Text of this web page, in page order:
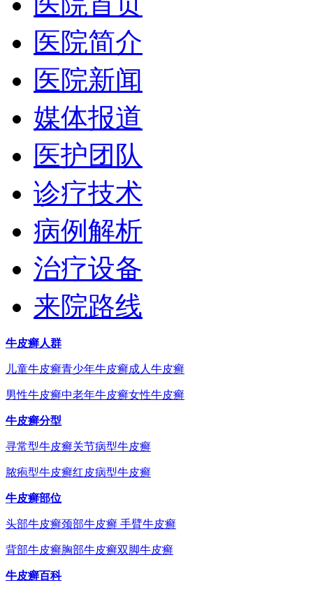
医院简介
医院新闻
媒体报道
医护团队
诊疗技术
病例解析
治疗设备
来院路线
牛皮癣人群
儿童牛皮癣青少年牛皮癣成人牛皮癣
男性牛皮癣中老年牛皮癣女性牛皮癣
牛皮癣分型
寻常型牛皮癣关节病型牛皮癣
脓疱型牛皮癣红皮病型牛皮癣
牛皮癣部位
头部牛皮癣颈部牛皮癣 手臂牛皮癣
背部牛皮癣胸部牛皮癣双脚牛皮癣
牛皮癣百科